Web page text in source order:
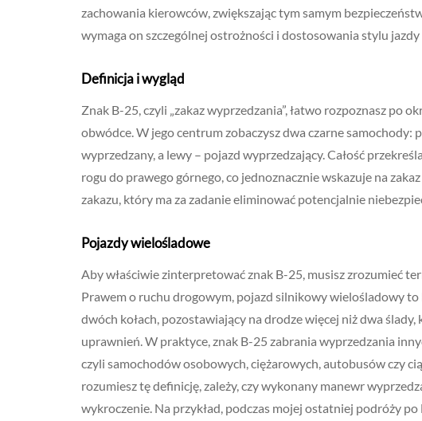
zachowania kierowców, zwiększając tym samym
wymaga on szczególnej ostrożności i dostosowania stylu
Definicja i wygląd
Znak B-25, czyli „zakaz wyprzedzania”, łatwo rozpoznasz po
obwódce. W jego centrum zobaczysz dwa czarne samochody:
wyprzedzany, a lewy – pojazd wyprzedzający. Całość
rogu do prawego górnego, co jednoznacznie wskazuje na
zakazu, który ma za zadanie eliminować potencjalnie
Pojazdy wielośladowe
Aby właściwie zinterpretować znak B-25, musisz zrozumieć
Prawem o ruchu drogowym, pojazd silnikowy wielośladowy to
dwóch kołach, pozostawiający na drodze więcej niż dwa
uprawnień. W praktyce, znak B-25 zabrania wyprzedzania
czyli samochodów osobowych, ciężarowych, autobusów czy
rozumiesz tę definicję, zależy, czy wykonany manewr
wykroczenie. Na przykład, podczas mojej ostatniej podróży